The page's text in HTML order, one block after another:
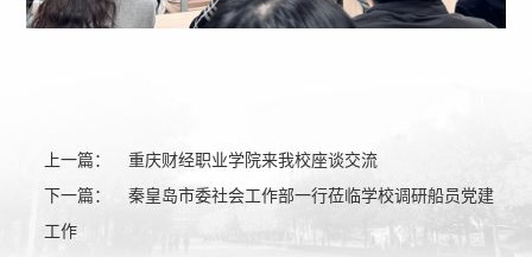
上一篇：
重庆财经职业学院来我校座谈交流
下一篇：
秦皇岛市委社会工作部一行莅临学校调研船员党建
工作